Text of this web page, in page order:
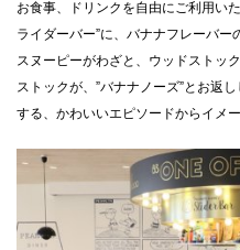
お食事、ドリンクを自由にご利用い
ライダーバー”に、バナナフレーバー
スヌーピーがわざと、ウッドストッ
ストックが、”バナナノーズ”とお返
する、かわいいエピソードからイメー